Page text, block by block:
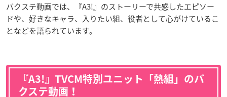
バクステ動画では、『A3!』のストーリーで共感したエピソー
ドや、好きなキャラ、入りたい組、役者として心がけているこ
となどを語られています。
『A3!』TVCM特別ユニット「熱組」のバ
クステ動画！